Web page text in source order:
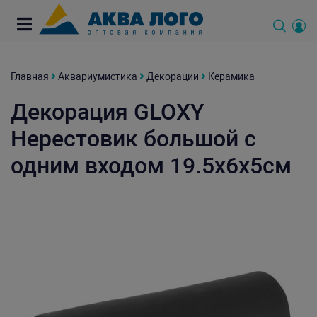
Главная Аквариумистика Декорации Керамика
Декорация GLOXY
Нерестовик большой с
одним входом 19.5х6х5см